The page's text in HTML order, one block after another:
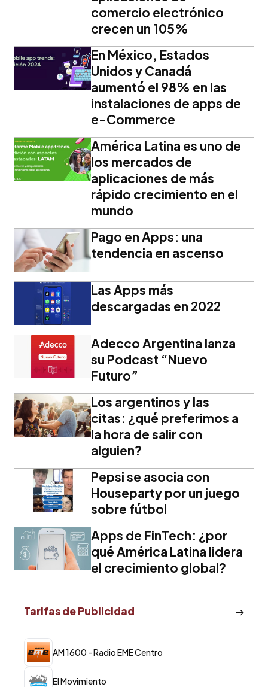
comercio electrónico
crecen un 105%
En México, Estados
Unidos y Canadá
aumentó el 98% en las
instalaciones de apps de
e-Commerce
América Latina es uno de
los mercados de
aplicaciones de más
rápido crecimiento en el
mundo
Pago en Apps: una
tendencia en ascenso
Las Apps más
descargadas en 2022
Adecco Argentina lanza
su Podcast “Nuevo
Futuro”
Los argentinos y las
citas: ¿qué preferimos a
la hora de salir con
alguien?
Pepsi se asocia con
Houseparty por un juego
sobre fútbol
Apps de FinTech: ¿por
qué América Latina lidera
el crecimiento global?
Tarifas de Publicidad
AM 1600 - Radio EME Centro
El Movimiento